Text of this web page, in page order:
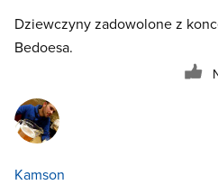
Dziewczyny zadowolone z
Bedoesa.
Kamson